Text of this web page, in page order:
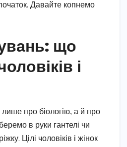
Давайте копнемо
що
і
про біологію, а й про
в руки гантелі чи
Цілі чоловіків і жінок